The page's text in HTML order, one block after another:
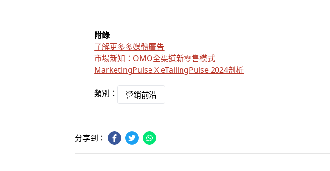
附錄
了解更多多媒體廣告
市場新知：OMO全渠道新零售模式
MarketingPulse X eTailingPulse 2024剖析
類別： 營銷前沿
分享到：